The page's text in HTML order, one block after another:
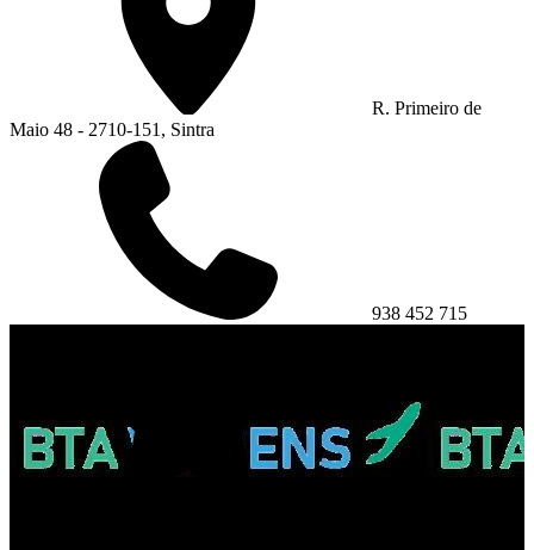
R. Primeiro de
Maio 48 - 2710-151, Sintra
938 452 715